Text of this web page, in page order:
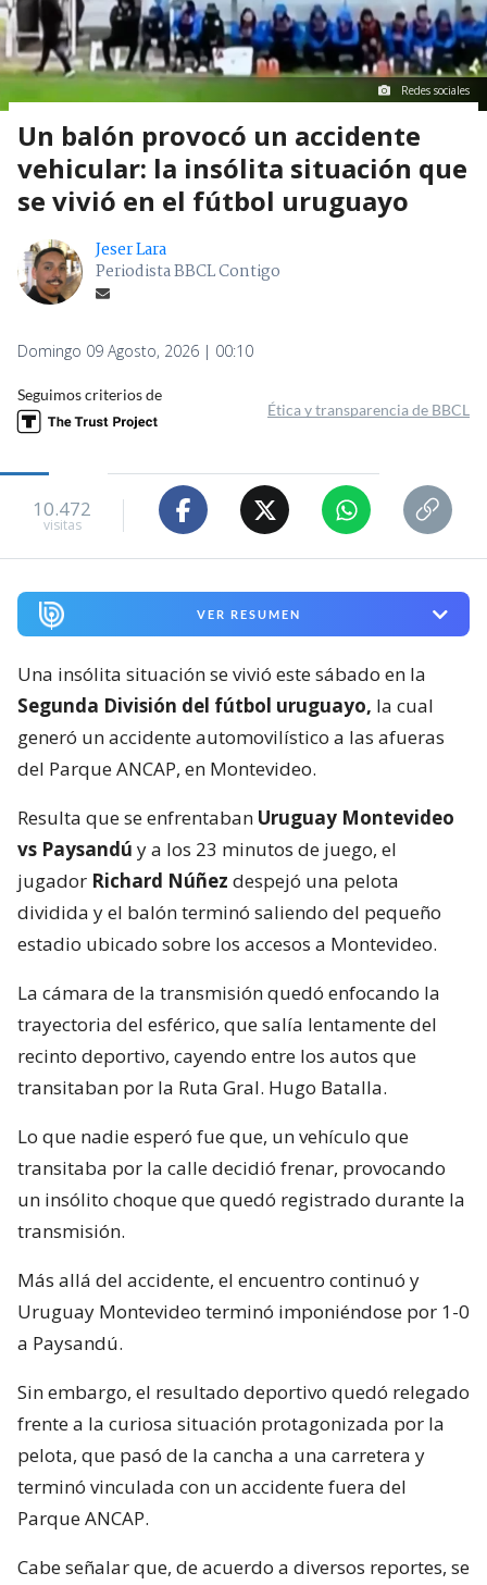
Redes sociales
Un balón provocó un accidente
vehicular: la insólita situación que
se vivió en el fútbol uruguayo
Jeser Lara
Periodista BBCL Contigo
Domingo 09 Agosto, 2026 | 00:10
Seguimos criterios de
Ética y transparencia de BBCL
10.472
visitas
VER RESUMEN
Una insólita situación se vivió este sábado en la
Segunda División del fútbol uruguayo, la cual
generó un accidente automovilístico a las afueras
del Parque ANCAP, en Montevideo.
Resulta que se enfrentaban Uruguay Montevideo
vs Paysandú y a los 23 minutos de juego, el
jugador Richard Núñez despejó una pelota
dividida y el balón terminó saliendo del pequeño
estadio ubicado sobre los accesos a Montevideo.
La cámara de la transmisión quedó enfocando la
trayectoria del esférico, que salía lentamente del
recinto deportivo, cayendo entre los autos que
transitaban por la Ruta Gral. Hugo Batalla.
Lo que nadie esperó fue que, un vehículo que
transitaba por la calle decidió frenar, provocando
un insólito choque que quedó registrado durante la
transmisión.
Más allá del accidente, el encuentro continuó y
Uruguay Montevideo terminó imponiéndose por 1-0
a Paysandú.
Sin embargo, el resultado deportivo quedó relegado
frente a la curiosa situación protagonizada por la
pelota, que pasó de la cancha a una carretera y
terminó vinculada con un accidente fuera del
Parque ANCAP.
Cabe señalar que, de acuerdo a diversos reportes, se